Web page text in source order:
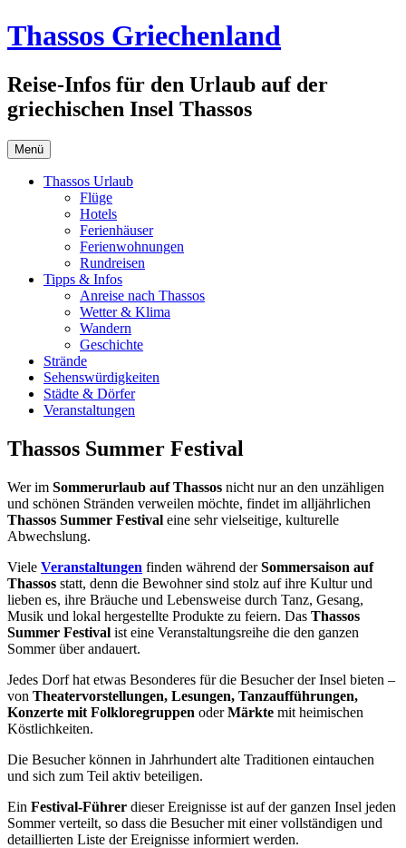
Zum
Inhalt
Thassos Griechenland
Reise-Infos für den Urlaub auf der
griechischen Insel Thassos
Menü
Thassos Urlaub
Flüge
Hotels
Ferienhäuser
Ferienwohnungen
Rundreisen
Tipps & Infos
Anreise nach Thassos
Wetter & Klima
Wandern
Geschichte
Strände
Sehenswürdigkeiten
Städte & Dörfer
Veranstaltungen
Thassos Summer Festival
Wer im Sommerurlaub auf Thassos nicht nur an den unzähligen
und schönen Stränden verweilen möchte, findet im alljährlichen
Thassos Summer Festival eine sehr vielseitige, kulturelle
Abwechslung.
Viele Veranstaltungen finden während derSommersaison auf
Thassos statt, denn die Bewohner sind stolz auf ihre Kultur und
lieben es, ihre Bräuche und Lebensweise durch Tanz, Gesang,
Musik und lokal hergestellte Produkte zu feiern. Das Thassos
Summer Festival ist eine Veranstaltungsreihe die den ganzen
Sommer über andauert.
Jedes Dorf hat etwas Besonderes für die Besucher der Insel bieten –
von Theatervorstellungen, Lesungen, Tanzaufführungen,
Konzerte mit Folkloregruppen oderMärkte mit heimischen
Köstlichkeiten.
Die Besucher können in Jahrhundert alte Traditionen eintauchen
und sich zum Teil aktiv beteiligen.
Ein Festival-Führer dieser Ereignisse ist auf der ganzen Insel jeden
Sommer verteilt, so dass die Besucher mit einer vollständigen und
detaillierten Liste der Ereignisse informiert werden.